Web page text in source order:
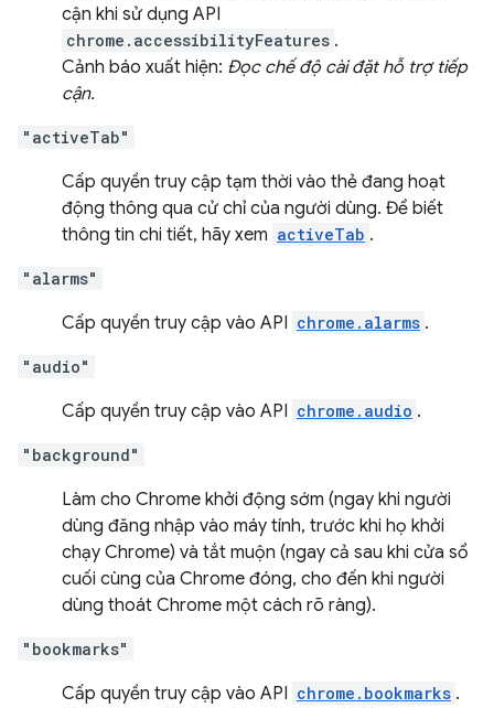
cận khi sử dụng API
chrome.accessibilityFeatures .
Cảnh báo xuất hiện: Đọc chế độ cài đặt hỗ trợ tiếp
cận.
"activeTab"
Cấp quyền truy cập tạm thời vào thẻ đang hoạt
động thông qua cử chỉ của người dùng. Để biết
thông tin chi tiết, hãy xem activeTab .
"alarms"
Cấp quyền truy cập vào API chrome.alarms .
"audio"
Cấp quyền truy cập vào API chrome.audio .
"background"
Làm cho Chrome khởi động sớm (ngay khi người
dùng đăng nhập vào máy tính, trước khi họ khởi
chạy Chrome) và tắt muộn (ngay cả sau khi cửa sổ
cuối cùng của Chrome đóng, cho đến khi người
dùng thoát Chrome một cách rõ ràng).
"bookmarks"
Cấp quyền truy cập vào API chrome.bookmarks .